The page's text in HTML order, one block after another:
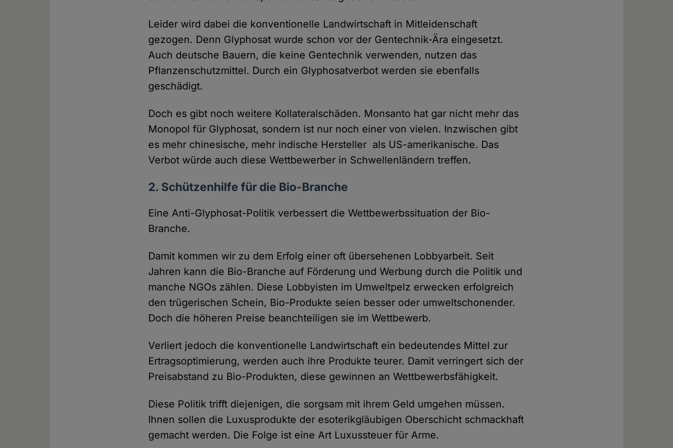
Leider wird dabei die konventionelle Landwirtschaft in Mitleidenschaft
gezogen. Denn Glyphosat wurde schon vor der Gentechnik-Ära eingesetzt.
Auch deutsche Bauern, die keine Gentechnik verwenden, nutzen das
Pflanzenschutzmittel. Durch ein Glyphosatverbot werden sie ebenfalls
geschädigt.
Doch es gibt noch weitere Kollateralschäden. Monsanto hat gar nicht mehr das
Monopol für Glyphosat, sondern ist nur noch einer von vielen. Inzwischen gibt
es mehr chinesische, mehr indische Hersteller als US-amerikanische. Das
Verbot würde auch diese Wettbewerber in Schwellenländern treffen.
2. Schützenhilfe für die Bio-Branche
Eine Anti-Glyphosat-Politik verbessert die Wettbewerbssituation der Bio-
Branche.
Damit kommen wir zu dem Erfolg einer oft übersehenen Lobbyarbeit. Seit
Jahren kann die Bio-Branche auf Förderung und Werbung durch die Politik und
manche NGOs zählen. Diese Lobbyisten im Umweltpelz erwecken erfolgreich
den trügerischen Schein, Bio-Produkte seien besser oder umweltschonender.
Doch die höheren Preise beanchteiligen sie im Wettbewerb.
Verliert jedoch die konventionelle Landwirtschaft ein bedeutendes Mittel zur
Ertragsoptimierung, werden auch ihre Produkte teurer. Damit verringert sich der
Preisabstand zu Bio-Produkten, diese gewinnen an Wettbewerbsfähigkeit.
Diese Politik trifft diejenigen, die sorgsam mit ihrem Geld umgehen müssen.
Ihnen sollen die Luxusprodukte der esoterikgläubigen Oberschicht schmackhaft
gemacht werden. Die Folge ist eine Art Luxussteuer für Arme.